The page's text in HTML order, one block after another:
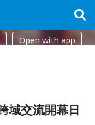
Open with app
域交流開幕日